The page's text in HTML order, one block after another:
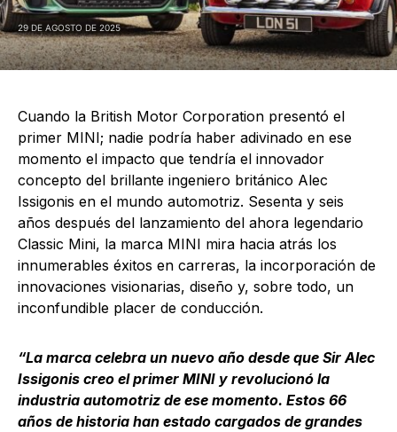
29 DE AGOSTO DE 2025
Cuando la British Motor Corporation presentó el
primer MINI; nadie podría haber adivinado en ese
momento el impacto que tendría el innovador
concepto del brillante ingeniero británico Alec
Issigonis en el mundo automotriz. Sesenta y seis
años después del lanzamiento del ahora legendario
Classic Mini, la marca MINI mira hacia atrás los
innumerables éxitos en carreras, la incorporación de
innovaciones visionarias, diseño y, sobre todo, un
inconfundible placer de conducción.
“La marca celebra un nuevo año desde que Sir Alec
Issigonis creo el primer MINI y revolucionó la
industria automotriz de ese momento. Estos 66
años de historia han estado cargados de grandes